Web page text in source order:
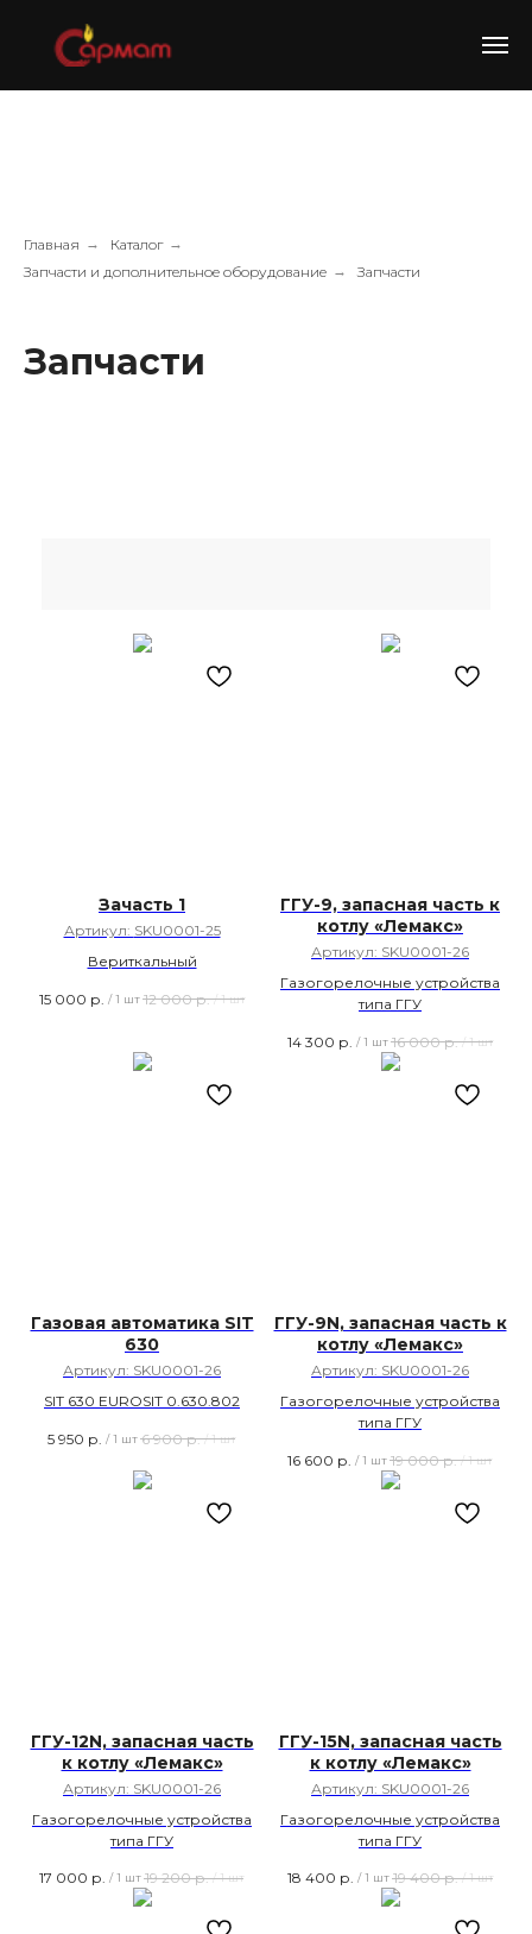
Главная → Каталог →
Запчасти и дополнительное оборудование → Запчасти
Запчасти
Зачасть 1
Артикул: SKU0001-25
Вериткальный
15 000 р. / 1 шт 12 000 р. / 1 шт
ГГУ-9, запасная часть к
котлу «Лемакс»
Артикул: SKU0001-26
Газогорелочные устройства
типа ГГУ
14 300 р. / 1 шт 16 000 р. / 1 шт
Газовая автоматика SIT
630
Артикул: SKU0001-26
SIT 630 EUROSIT 0.630.802
5 950 р. / 1 шт 6 900 р. / 1 шт
ГГУ-9N, запасная часть к
котлу «Лемакс»
Артикул: SKU0001-26
Газогорелочные устройства
типа ГГУ
16 600 р. / 1 шт 19 000 р. / 1 шт
ГГУ-12N, запасная часть
к котлу «Лемакс»
Артикул: SKU0001-26
Газогорелочные устройства
типа ГГУ
17 000 р. / 1 шт 19 200 р. / 1 шт
ГГУ-15N, запасная часть
к котлу «Лемакс»
Артикул: SKU0001-26
Газогорелочные устройства
типа ГГУ
18 400 р. / 1 шт 19 400 р. / 1 шт